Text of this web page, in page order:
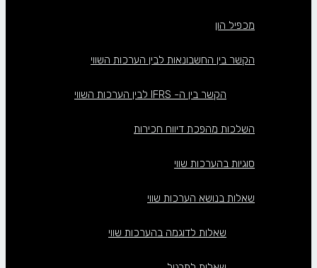
מכפיל הון
הקשר בין החשבונאות לבין הערכות השווי
הקשר בין ה- IFRS לבין הערכות השווי
השלכות מהפכת דיווח חכירות
סוגיות בהערכות שווי
שאלות בנושא הערכות שווי
שאלות לדוגמה בהערכות שווי